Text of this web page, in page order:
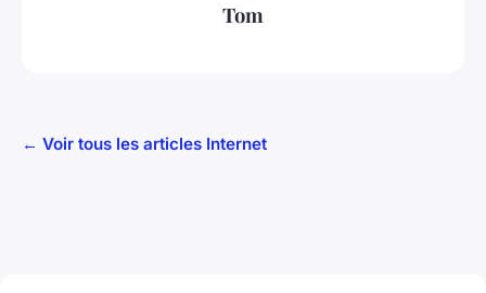
Tom
← Voir tous les articles Internet